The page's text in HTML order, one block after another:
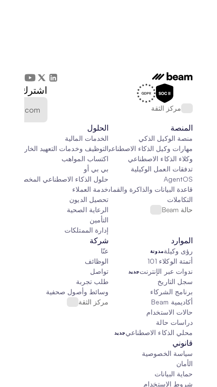
مركز الثقة
اشترك في
المنصة
منصة الوكيل الذكي
مهارات وكيل الذكاء الاصطناعي
وكلاء الذكاء الاصطناعي
تدفقات العمل الوكيلية
AgentOS
قاعدة البيانات والذاكرة والقماش
التكاملات
حالة Beam
الحلول
الخدمات المالية
التوظيف وخدمات التعهيد الخارجي
اكتساب المواهب
بي بي أو
حلول الذكاء الاصطناعي المخصصة
خدمة العملاء
تحصيل الديون
الرعاية الصحية
التأمين
إدارة الممتلكات
الموارد
رؤى وكيلةمدونة
أتمتة الوكلاء 101
ندوات عبر الإنترنتجديد
سجل التاريخ
برنامج الشركاء
أكاديمية Beam
حالات الاستخدام
دراسات حالة
محلي الذكاء الاصطناعيجديد
شركة
عنّا
الوظائف
تواصل
طلب تجربة
وسائط وأصول صحفية
مركز الثقة
قانوني
سياسة الخصوصية
الأمان
حماية البيانات
شروط الاستخدام